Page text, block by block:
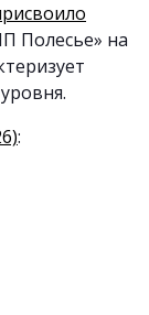
Полесье» на
: